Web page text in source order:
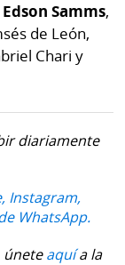
Edson Samms,
de León,
Chari y
diariamente
Instagram,
WhatsApp.
úneteaquía la